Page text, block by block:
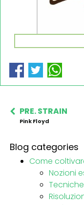
PRE. STRAIN
Pink Floyd
Blog categories
Come
Nozioni